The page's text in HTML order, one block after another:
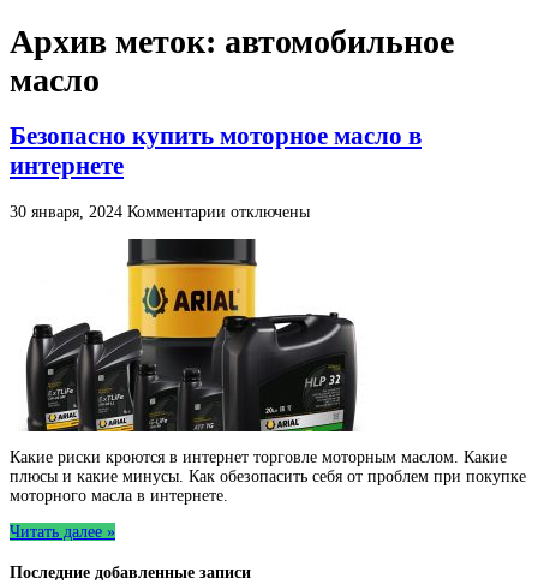
Архив меток: автомобильное
масло
Безопасно купить моторное масло в
интернете
30 января, 2024 Комментарии к
купить
моторное
масло
в
интернете
отключены
Какие риски кроются в интернет торговле моторным маслом. Какие
плюсы и какие минусы. Как обезопасить себя от проблем при покупке
моторного масла в интернете.
Читать далее »
Последние добавленные записи